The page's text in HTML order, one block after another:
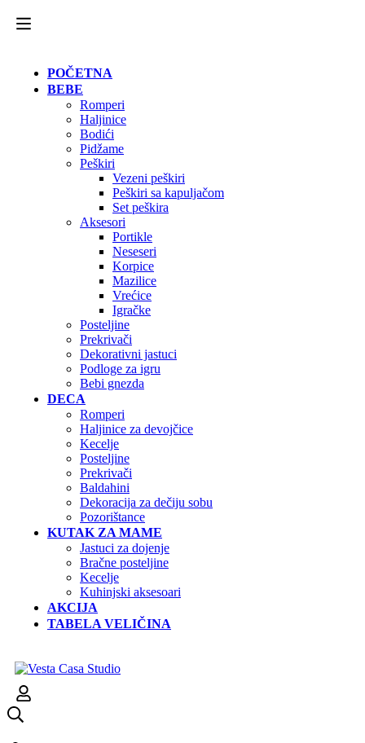
POČETNA
BEBE
Romperi
Haljinice
Bodići
Pidžame
Peškiri
Vezeni peškiri
Peškiri sa kapuljačom
Set peškira
Aksesori
Portikle
Neseseri
Korpice
Mazilice
Vrećice
Igračke
Posteljine
Prekrivači
Dekorativni jastuci
Podloge za igru
Bebi gnezda
DECA
Romperi
Haljinice za devojčice
Kecelje
Posteljine
Prekrivači
Baldahini
Dekoracija za dečiju sobu
Pozorištance
KUTAK ZA MAME
Jastuci za dojenje
Bračne posteljine
Kecelje
Kuhinjski aksesoari
AKCIJA
TABELA VELIČINA